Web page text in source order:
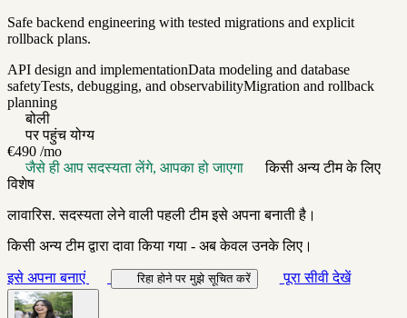
Safe backend engineering with tested migrations and explicit
rollback plans.
API design and implementationData modeling and database
safetyTests, debugging, and observabilityMigration and rollback
planning
बोली
पर पहुंच योग्य
€490 /mo
जैसे ही आप सदस्यता लेंगे, आपका हो जाएगा
किसी अन्य टीम के लिए
विशेष
लावारिस. सदस्यता लेने वाली पहली टीम इसे अपना बनाती है।
किसी अन्य टीम द्वारा दावा किया गया - अब केवल उनके लिए।
इसे अपना बनाएं रिहा होने पर मुझे सूचित करें पूरा सीवी देखें